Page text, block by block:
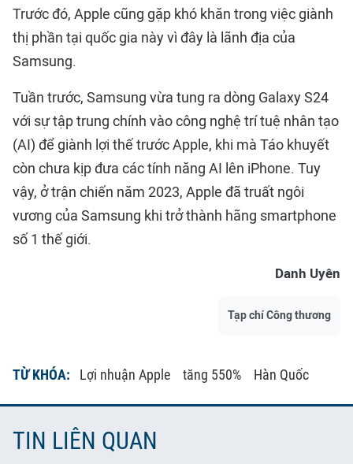
Trước đó, Apple cũng gặp khó khăn trong việc giành
thị phần tại quốc gia này vì đây là lãnh địa của
Samsung.
Tuần trước, Samsung vừa tung ra dòng Galaxy S24
với sự tập trung chính vào công nghệ trí tuệ nhân tạo
(AI) để giành lợi thế trước Apple, khi mà Táo khuyết
còn chưa kịp đưa các tính năng AI lên iPhone. Tuy
vậy, ở trận chiến năm 2023, Apple đã truất ngôi
vương của Samsung khi trở thành hãng smartphone
số 1 thế giới.
Danh Uyên
Tạp chí Công thương
TỪ KHÓA: Lợi nhuận Apple tăng 550% Hàn Quốc
TIN LIÊN QUAN